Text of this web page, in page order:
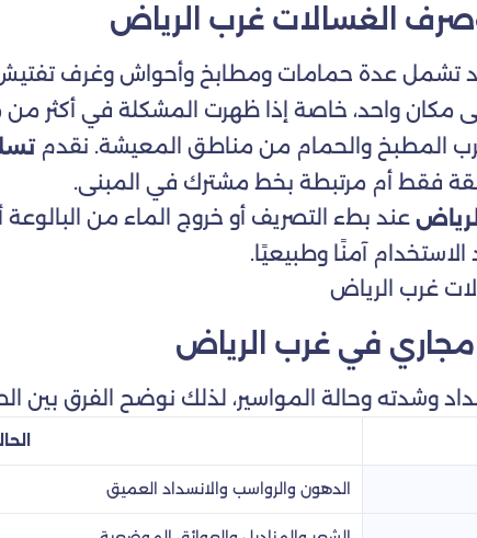
الغسالات غرب الرياض
تشمل عدة حمامات ومطابخ وأحواش وغرف
مكان واحد، خاصة إذا ظهرت المشكلة في أكثر
المطبخ والحمام من مناطق المعيشة. نقدم
فقط أم مرتبطة بخط مشترك في المبنى.
عند بطء التصريف أو خروج الماء من
آمنًا وطبيعيًا.
مجاري في غرب الرياض
وشدته وحالة المواسير، لذلك نوضح الفرق بين
الدهون والرواسب والانسداد العميق